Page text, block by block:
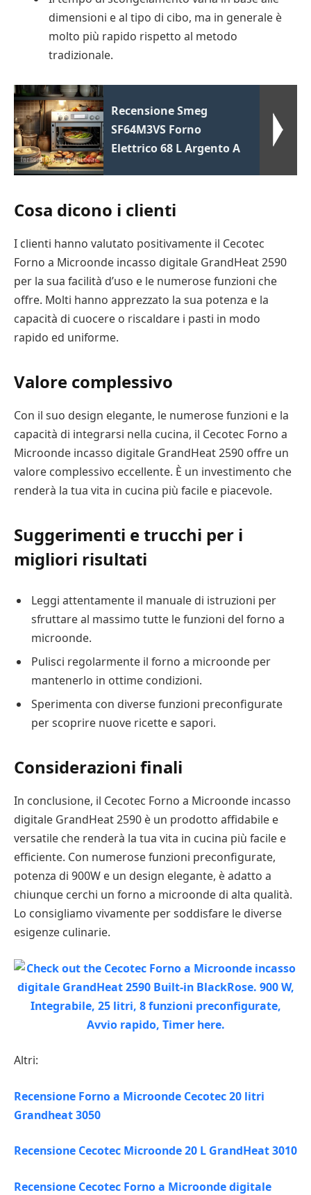
dimensioni e al tipo di cibo, ma in generale è
molto più rapido rispetto al metodo
tradizionale.
Recensione Smeg
SF64M3VS Forno
Elettrico 68 L Argento A
Cosa dicono i clienti
I clienti hanno valutato positivamente il Cecotec
Forno a Microonde incasso digitale GrandHeat 2590
per la sua facilità d’uso e le numerose funzioni che
offre. Molti hanno apprezzato la sua potenza e la
capacità di cuocere o riscaldare i pasti in modo
rapido ed uniforme.
Valore complessivo
Con il suo design elegante, le numerose funzioni e la
capacità di integrarsi nella cucina, il Cecotec Forno a
Microonde incasso digitale GrandHeat 2590 offre un
valore complessivo eccellente. È un investimento che
renderà la tua vita in cucina più facile e piacevole.
Suggerimenti e trucchi per i
migliori risultati
Leggi attentamente il manuale di istruzioni per
sfruttare al massimo tutte le funzioni del forno a
microonde.
Pulisci regolarmente il forno a microonde per
mantenerlo in ottime condizioni.
Sperimenta con diverse funzioni preconfigurate
per scoprire nuove ricette e sapori.
Considerazioni finali
In conclusione, il Cecotec Forno a Microonde incasso
digitale GrandHeat 2590 è un prodotto affidabile e
versatile che renderà la tua vita in cucina più facile e
efficiente. Con numerose funzioni preconfigurate,
potenza di 900W e un design elegante, è adatto a
chiunque cerchi un forno a microonde di alta qualità.
Lo consigliamo vivamente per soddisfare le diverse
esigenze culinarie.
Altri:
Recensione Forno a Microonde Cecotec 20 litri
Grandheat 3050
Recensione Cecotec Microonde 20 L GrandHeat 3010
Recensione Cecotec Forno a Microonde digitale